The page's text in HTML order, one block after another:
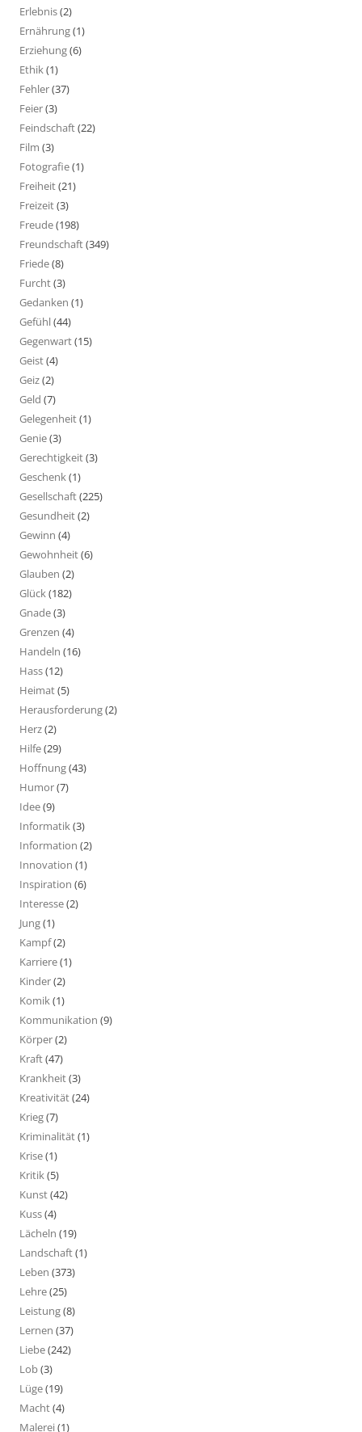
Erlebnis(2)
Ernährung(1)
Erziehung(6)
Ethik(1)
Fehler(37)
Feier(3)
Feindschaft(22)
Film (3)
Fotografie(1)
Freiheit(21)
Freizeit(3)
Freude(198)
Freundschaft(349)
Friede(8)
Furcht(3)
Gedanken (1)
Gefühl(44)
Gegenwart(15)
Geist(4)
Geiz(2)
Geld (7)
Gelegenheit(1)
Genie(3)
Gerechtigkeit(3)
Geschenk(1)
Gesellschaft(225)
Gesundheit(2)
Gewinn (4)
Gewohnheit(6)
Glauben (2)
Glück(182)
Gnade(3)
Grenzen (4)
Handeln (16)
Hass(12)
Heimat(5)
Herausforderung(2)
Herz(2)
Hilfe(29)
Hoffnung(43)
Humor(7)
Idee(9)
Informatik(3)
Information (2)
Innovation (1)
Inspiration (6)
Interesse(2)
Jung(1)
Kampf(2)
Karriere(1)
Kinder(2)
Komik(1)
Kommunikation (9)
Körper(2)
Kraft(47)
Krankheit(3)
Kreativität(24)
Krieg(7)
Kriminalität(1)
Krise(1)
Kritik(5)
Kunst(42)
Kuss(4)
Lächeln (19)
Landschaft(1)
Leben (373)
Lehre(25)
Leistung(8)
Lernen (37)
Liebe(242)
Lob(3)
Lüge(19)
Macht(4)
Malerei(1)